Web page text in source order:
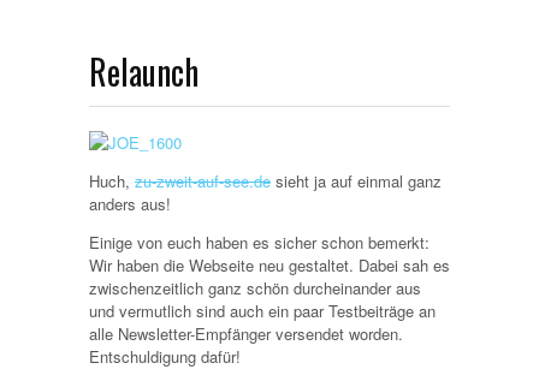
Relaunch
Huch, zu-zweit-auf-see.de sieht ja auf einmal ganz
anders aus!
Einige von euch haben es sicher schon bemerkt:
Wir haben die Webseite neu gestaltet. Dabei sah es
zwischenzeitlich ganz schön durcheinander aus
und vermutlich sind auch ein paar Testbeiträge an
alle Newsletter-Empfänger versendet worden.
Entschuldigung dafür!